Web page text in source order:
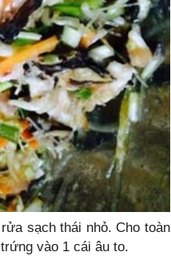
sạch thái nhỏ. Cho toàn
vào 1 cái âu to.